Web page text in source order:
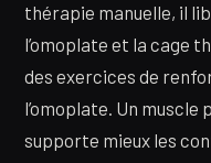
thérapie manuelle, il
l’omoplate et la cage
des exercices de
l’omoplate. Un
supporte mieux les